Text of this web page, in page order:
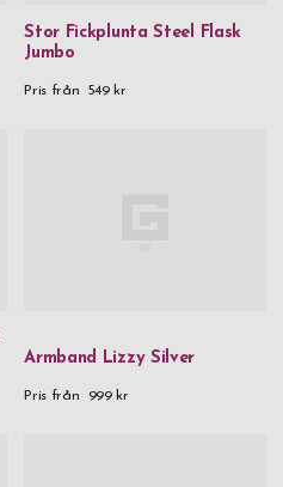
Stor Fickplunta Steel Flask
Jumbo
Pris från 549 kr
Armband Lizzy Silver
Pris från 999 kr